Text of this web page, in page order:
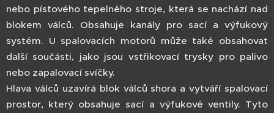
nebo pístového tepelného stroje, která se nachází nad
blokem válců. Obsahuje kanály pro sací a výfukový
systém. U spalovacích motorů může také obsahovat
další součásti, jako jsou vstřikovací trysky pro palivo
nebo zapalovací svíčky.
Hlava válců uzavírá blok válců shora a vytváří spalovací
prostor, který obsahuje sací a výfukové ventily. Tyto